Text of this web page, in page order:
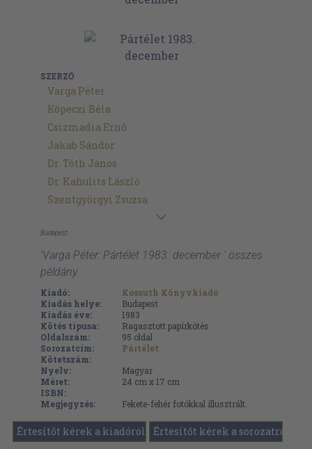
SZERZŐ
Varga Péter
Köpeczi Béla
Csizmadia Ernő
Jakab Sándor
Dr. Tóth János
Dr. Kahulits László
Szentgyörgyi Zsuzsa
Budapest
'Varga Péter: Pártélet 1983. december ' összes
példány
Kiadó:
Kossuth Könyvkiadó
Kiadás helye:
Budapest
Kiadás éve:
1983
Kötés típusa:
Ragasztott papírkötés
Oldalszám:
95 oldal
Sorozatcím:
Pártélet
Kötetszám:
Nyelv:
Magyar
Méret:
24 cm x 17 cm
ISBN:
Megjegyzés:
Fekete-fehér fotókkal illusztrált.
Értesítőt kérek a kiadóról Értesítőt kérek a sorozatról